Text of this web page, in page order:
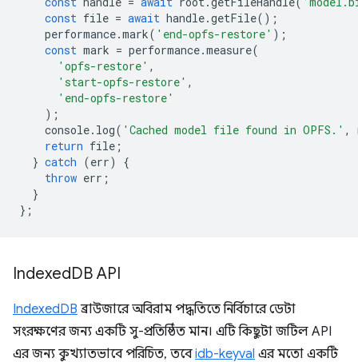
const file = await handle.getFile();
performance.mark( 'end-opfs-restore' );
const mark = performance.measure(
'opfs-restore' ,
'start-opfs-restore' ,
'end-opfs-restore'
);
console. log( 'Cached model file found in OPFS.' ,
return file ;
} catch (err)
{
throw err ;
}
};
IndexedDB API
IndexedDB ব্রাউজারে অবিরাম পদ্ধতিতে নির্বিচারে ডেটা
সংরক্ষণের জন্য একটি সু-প্রতিষ্ঠিত মান। এটি কিছুটা জটিল API
এর জন্য কুখ্যাতভাবে পরিচিত, তবেidb-keyval এর মতো একটি